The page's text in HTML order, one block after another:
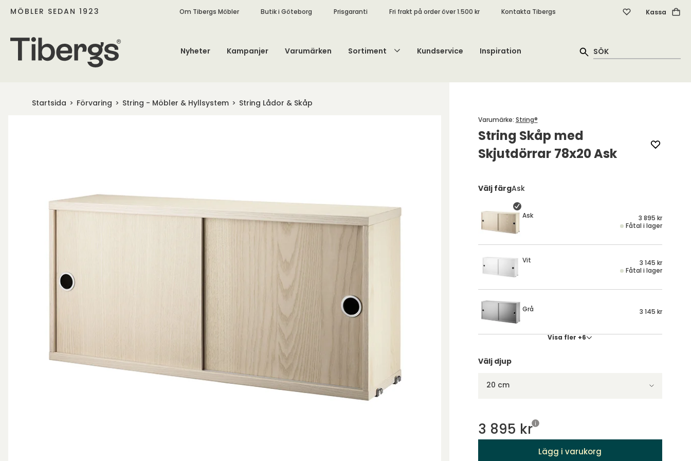
MÖBLER SEDAN 1923 Om Tibergs Möbler Butik i Göteborg Prisgaranti Fri frakt på order över 1.500 kr Kontakta Tibergs Kassa
Nyheter Kampanjer Varumärken Sortiment Kundservice Inspiration
Startsida Förvaring String - Möbler & Hyllsystem String Lådor & Skåp
String Skåp med
Skjutdörrar 78x20 Ask
Varumärke: String®
Välj färgAsk
Ask
3 895 kr
Fåtal i lager
Vit
3 145 kr
Fåtal i lager
Grå 3 145 kr
Visa fler +6
Välj djup
20 cm
3 895 kr
Lägg i varukorg